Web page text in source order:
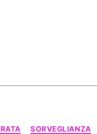
SORVEGLIANZA